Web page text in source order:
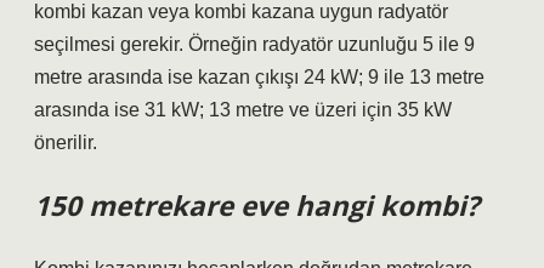
kombi kazan veya kombi kazana uygun radyatör
seçilmesi gerekir. Örneğin radyatör uzunluğu 5 ile 9
metre arasında ise kazan çıkışı 24 kW; 9 ile 13 metre
arasında ise 31 kW; 13 metre ve üzeri için 35 kW
önerilir.
150 metrekare eve hangi kombi?